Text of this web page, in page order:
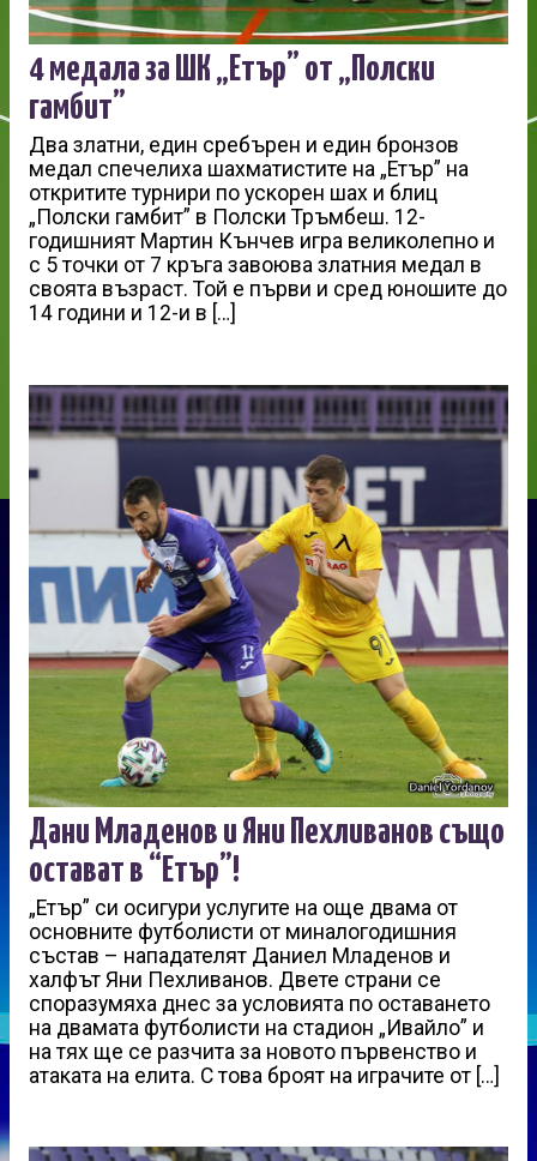
4 медала за ШК „Етър” от „Полски
гамбит”
Два златни, един сребърен и един бронзов
медал спечелиха шахматистите на „Етър” на
откритите турнири по ускорен шах и блиц
„Полски гамбит” в Полски Тръмбеш. 12-
годишният Мартин Кънчев игра великолепно и
с 5 точки от 7 кръга завоюва златния медал в
своята възраст. Той е първи и сред юношите до
14 години и 12-и в […]
Дани Младенов и Яни Пехливанов също
остават в “Етър”!
„Етър” си осигури услугите на още двама от
основните футболисти от миналогодишния
състав – нападателят Даниел Младенов и
халфът Яни Пехливанов. Двете страни се
споразумяха днес за условията по оставането
на двамата футболисти на стадион „Ивайло” и
на тях ще се разчита за новото първенство и
атаката на елита. С това броят на играчите от […]